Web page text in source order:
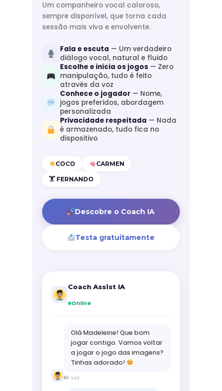
Um companheiro vocal caloroso,
sempre disponível, que torna cada
sessão mais viva e envolvente.
Fala e escuta — Um verdadeiro
diálogo vocal, natural e fluido
Escolhe e inicia os jogos— Zero
manipulação, tudo é feito
através da voz
Conhece o jogador— Nome,
jogos preferidos, abordagem
personalizada
Privacidade respeitada — Nada
é armazenado, tudo fica no
dispositivo
COCO CARMEN
🏋️ FERNANDO
Descobre o Coach IA
Testa gratuitamente
Coach Assist IA
Online
Olá Madeleine! Que bom
jogar contigo. Vamos voltar
a jogar o jogo das imagens?
Tinhas adorado!
voz